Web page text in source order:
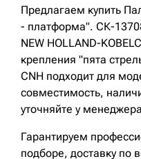
Предлагаем купить
- платформа". СК-
NEW HOLLAND-
крепления "пята
CNH подходит для
совместимость,
уточняйте у
Гарантируем
подборе, доставку по